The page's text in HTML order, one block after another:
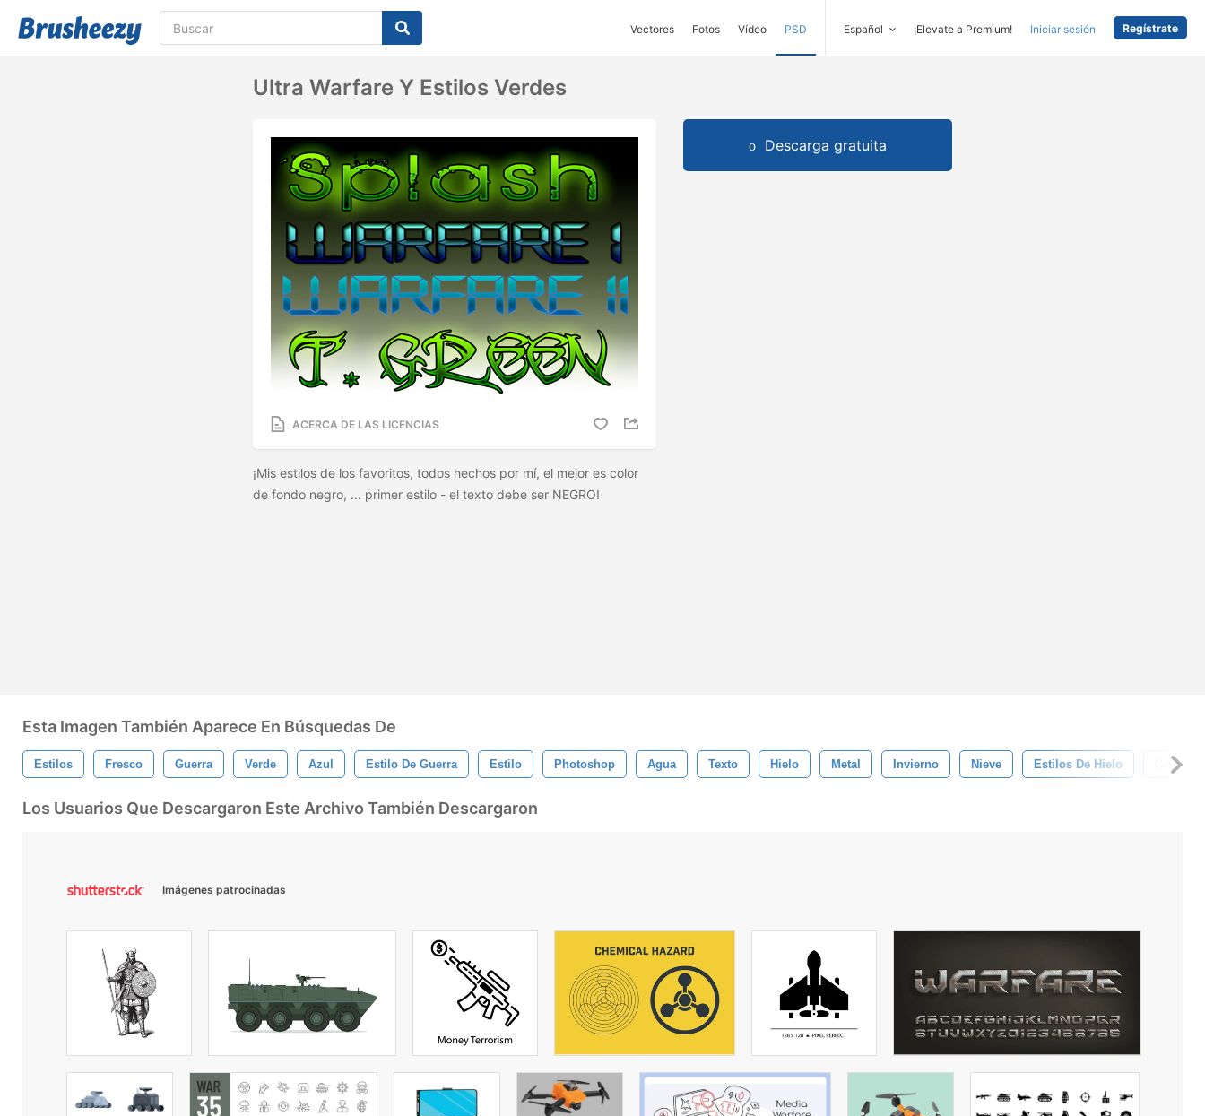
Vectores Fotos Vídeo PSD Español ¡Elevate a Premium! Iniciar sesión Regístrate
Ultra Warfare Y Estilos Verdes
ACERCA DE LAS LICENCIAS
¡Mis estilos de los favoritos, todos hechos por mí, el mejor es color
de fondo negro, ... primer estilo - el texto debe ser NEGRO!
Descarga gratuita
Esta Imagen También Aparece En Búsquedas De
Estilos Fresco Guerra Verde Azul Estilo De Guerra Estilo Photoshop Agua Texto Hielo Metal Invierno Nieve Estilos De Hielo Grunge
Los Usuarios Que Descargaron Este Archivo También Descargaron
Imágenes patrocinadas